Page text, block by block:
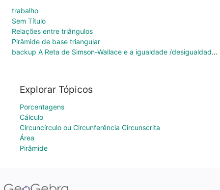
trabalho
Sem Título
Relações entre triângulos
Pirâmide de base triangular
backup A Reta de Simson-Wallace e a igualdade /desigualdade de Ptolomeu
Explorar Tópicos
Porcentagens
Cálculo
Circuncírculo ou Circunferência Circunscrita
Área
Pirâmide